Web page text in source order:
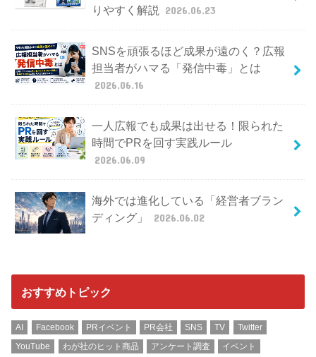
りやすく解説
2026.06.23
SNSを頑張るほど成果が遠のく？広報
担当者がハマる「発信中毒」とは
2026.06.16
一人広報でも成果は出せる！限られた
時間でPRを回す実践ルール
2026.06.09
海外では進化している「経営者ブラン
ディング」
2026.06.02
おすすめトピック
AI Facebook PRイベント PR会社 SNS TV
Twitter
YouTube
わが社のヒット商品 アンケート調査
イベント